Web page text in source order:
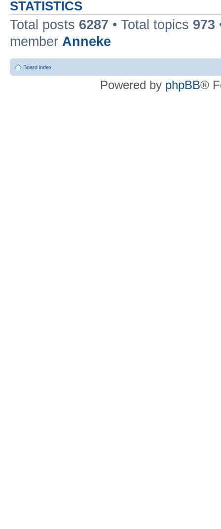
STATISTICS
Total posts 6287 • Total topics 973
member Anneke
Board index
Powered by phpBB®